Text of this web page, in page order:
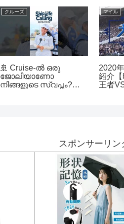
クレジットカード
「TカードPrime」と
「Kyash」で常に2.5%の
還元率カード誕生！
マイル
[スプ
マイ
念配
大感
スポンサーリン